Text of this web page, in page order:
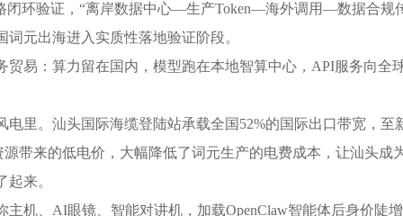
环验证，“离岸数据中心—生产Token—海外调用—数据合规
元出海进入实质性落地验证阶段。
：算力留在国内，模型跑在本地智算中心，API服务向全
。汕头国际海缆登陆站承载全国52%的国际出口带宽，至
带来的低电价，大幅降低了词元生产的电费成本，让汕头成
来。
、AI眼镜、智能对讲机，加载OpenClaw智能体后身价陡增